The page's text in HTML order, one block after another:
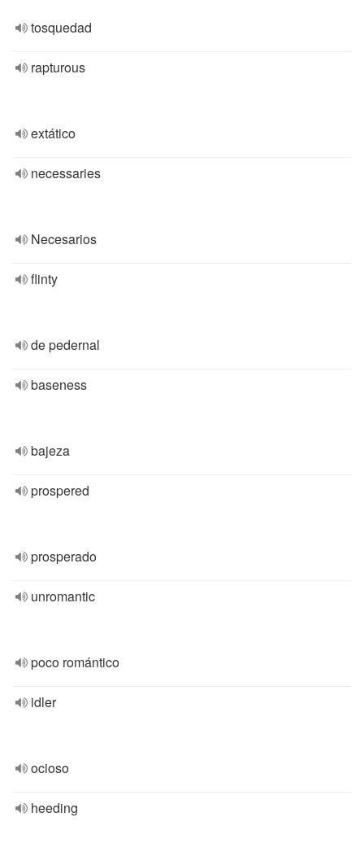
tosquedad
rapturous
extático
necessaries
Necesarios
flinty
de pedernal
baseness
bajeza
prospered
prosperado
unromantic
poco romántico
idler
ocioso
heeding